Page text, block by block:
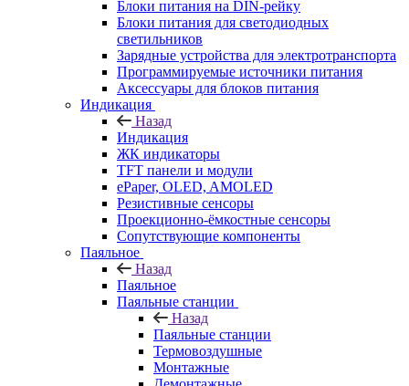
Блоки питания на DIN-рейку
Блоки питания для светодиодных
светильников
Зарядные устройства для электротранспорта
Программируемые источники питания
Аксессуары для блоков питания
Индикация
Назад
Индикация
ЖК индикаторы
TFT панели и модули
ePaper, OLED, AMOLED
Резистивные сенсоры
Проекционно-ёмкостные сенсоры
Сопутствующие компоненты
Паяльное
Назад
Паяльное
Паяльные станции
Назад
Паяльные станции
Термовоздушные
Монтажные